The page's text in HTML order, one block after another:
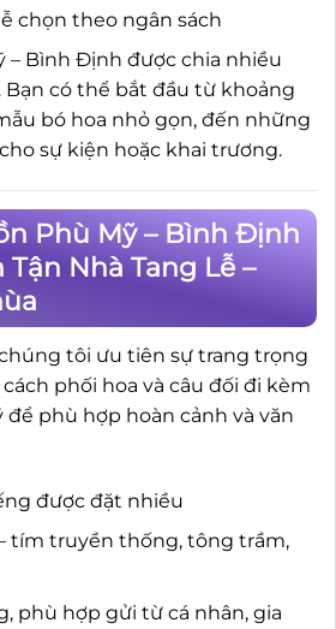
chọn theo ngân sách
– Bình Định được chia nhiều
Bạn có thể bắt đầu từ khoảng
bó hoa nhỏ gọn, đến những
sự kiện hoặc khai trương.
Phù Mỹ – Bình Định
Tận Nhà Tang Lễ –
tôi ưu tiên sự trang trọng
phối hoa và câu đối đi kèm
phù hợp hoàn cảnh và văn
được đặt nhiều
tím truyền thống, tông trầm,
phù hợp gửi từ cá nhân, gia